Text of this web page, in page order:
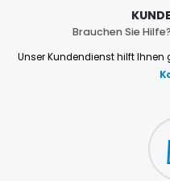
Brauchen Sie
Unser Kundendienst hilft Ihnen